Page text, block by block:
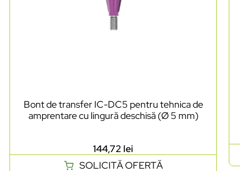
Bont de transfer IC-DC5 pentru tehnica de
amprentare cu lingură deschisă (Ø 5 mm)
144,72 lei
SOLICITĂ OFERTĂ